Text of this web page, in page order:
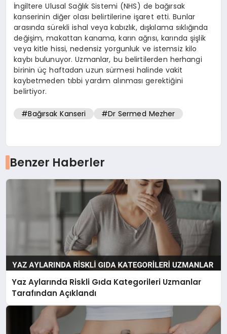
İngiltere Ulusal Sağlık Sistemi (NHS) de bağırsak
kanserinin diğer olası belirtilerine işaret etti. Bunlar
arasında sürekli ishal veya kabızlık, dışkılama sıklığında
değişim, makattan kanama, karın ağrısı, karında şişlik
veya kitle hissi, nedensiz yorgunluk ve istemsiz kilo
kaybı bulunuyor. Uzmanlar, bu belirtilerden herhangi
birinin üç haftadan uzun sürmesi halinde vakit
kaybetmeden tıbbi yardım alınması gerektiğini
belirtiyor.
#Bağırsak Kanseri #Dr Sermed Mezher
Benzer Haberler
Yaz Aylarında Riskli Gıda Kategorileri Uzmanlar
Tarafından Açıklandı